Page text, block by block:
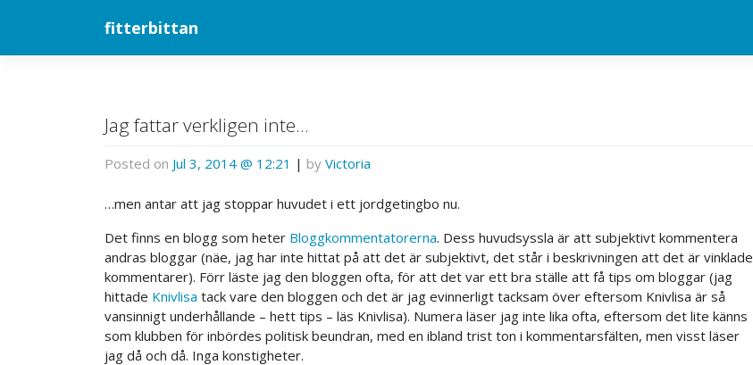
fitterbittan
Jag fattar verkligen inte…
Posted on Jul 3, 2014 @ 12:21 | by Victoria
…men antar att jag stoppar huvudet i ett jordgetingbo nu.
Det finns en blogg som heter Bloggkommentatorerna. Dess huvudsyssla är att subjektivt kommentera
andras bloggar (näe, jag har inte hittat på att det är subjektivt, det står i beskrivningen att det är vinklade
kommentarer). Förr läste jag den bloggen ofta, för att det var ett bra ställe att få tips om bloggar (jag
hittade Knivlisa tack vare den bloggen och det är jag evinnerligt tacksam över eftersom Knivlisa är så
vansinnigt underhållande – hett tips – läs Knivlisa). Numera läser jag inte lika ofta, eftersom det lite känns
som klubben för inbördes politisk beundran, med en ibland trist ton i kommentarsfälten, men visst läser
jag då och då. Inga konstigheter.